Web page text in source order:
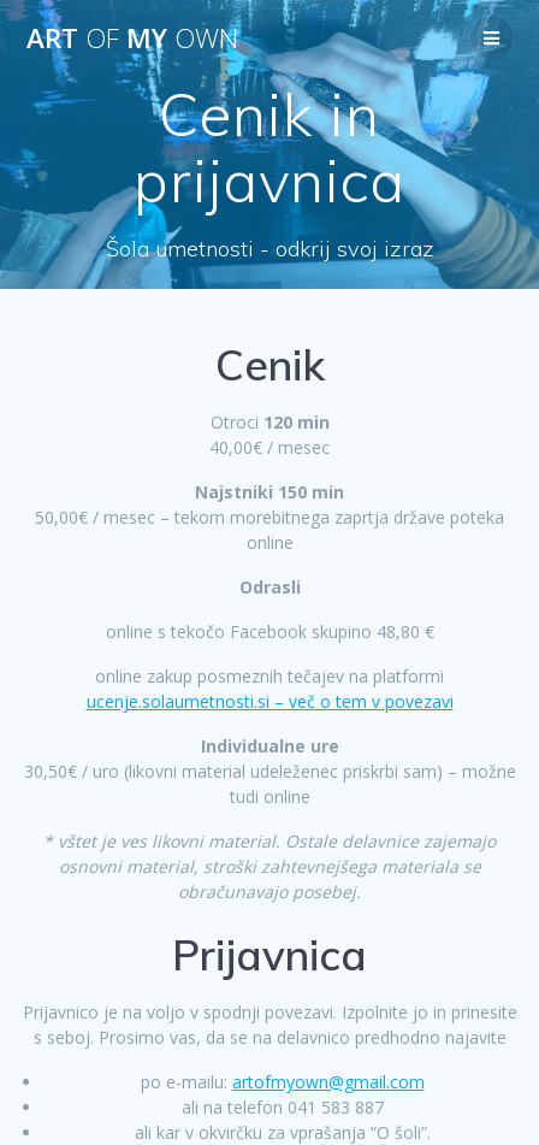
Skip
content
ART OFMY OWN
Cenik in
prijavnica
Šola umetnosti - odkrij svoj izraz
Cenik
Otroci 120 min
40,00€ / mesec
Najstniki 150 min
50,00€ / mesec – tekom morebitnega zaprtja države poteka
online
Odrasli
online s tekočo Facebook skupino 48,80 €
online zakup posmeznih tečajev na platformi
ucenje.solaumetnosti.si – več o tem v povezavi
Individualne ure
30,50€ / uro (likovni material udeleženec priskrbi sam) – možne
tudi online
* vštet je ves likovni material. Ostale delavnice zajemajo
osnovni material, stroški zahtevnejšega materiala se
obračunavajo posebej.
Prijavnica
Prijavnico je na voljo v spodnji povezavi. Izpolnite jo in prinesite
s seboj. Prosimo vas, da se na delavnico predhodno najavite
po e-mailu: artofmyown@gmail.com
ali na telefon 041 583 887
ali kar v okvirčku za vprašanja “O šoli”.